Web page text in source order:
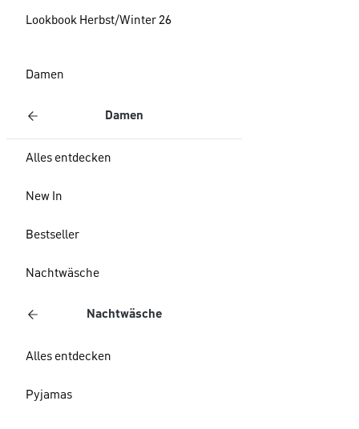
Lookbook Herbst/Winter 26
Damen
Damen
Alles entdecken
New In
Bestseller
Nachtwäsche
Nachtwäsche
Alles entdecken
Pyjamas